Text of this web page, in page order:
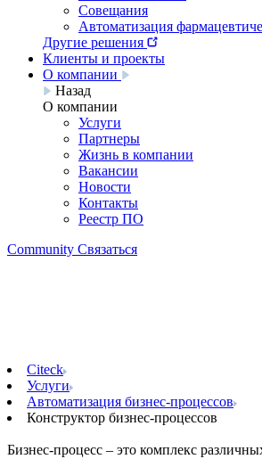
Совещания
Автоматизация
Другие решения
Клиенты и проекты
О компании
Назад
О компании
Услуги
Партнеры
Жизнь в компании
Вакансии
Новости
Контакты
Реестр ПО
Community Связаться
Citeck
Услуги
Автоматизация бизнес-процессов
Конструктор бизнес-процессов
Бизнес-процесс – это комплекс